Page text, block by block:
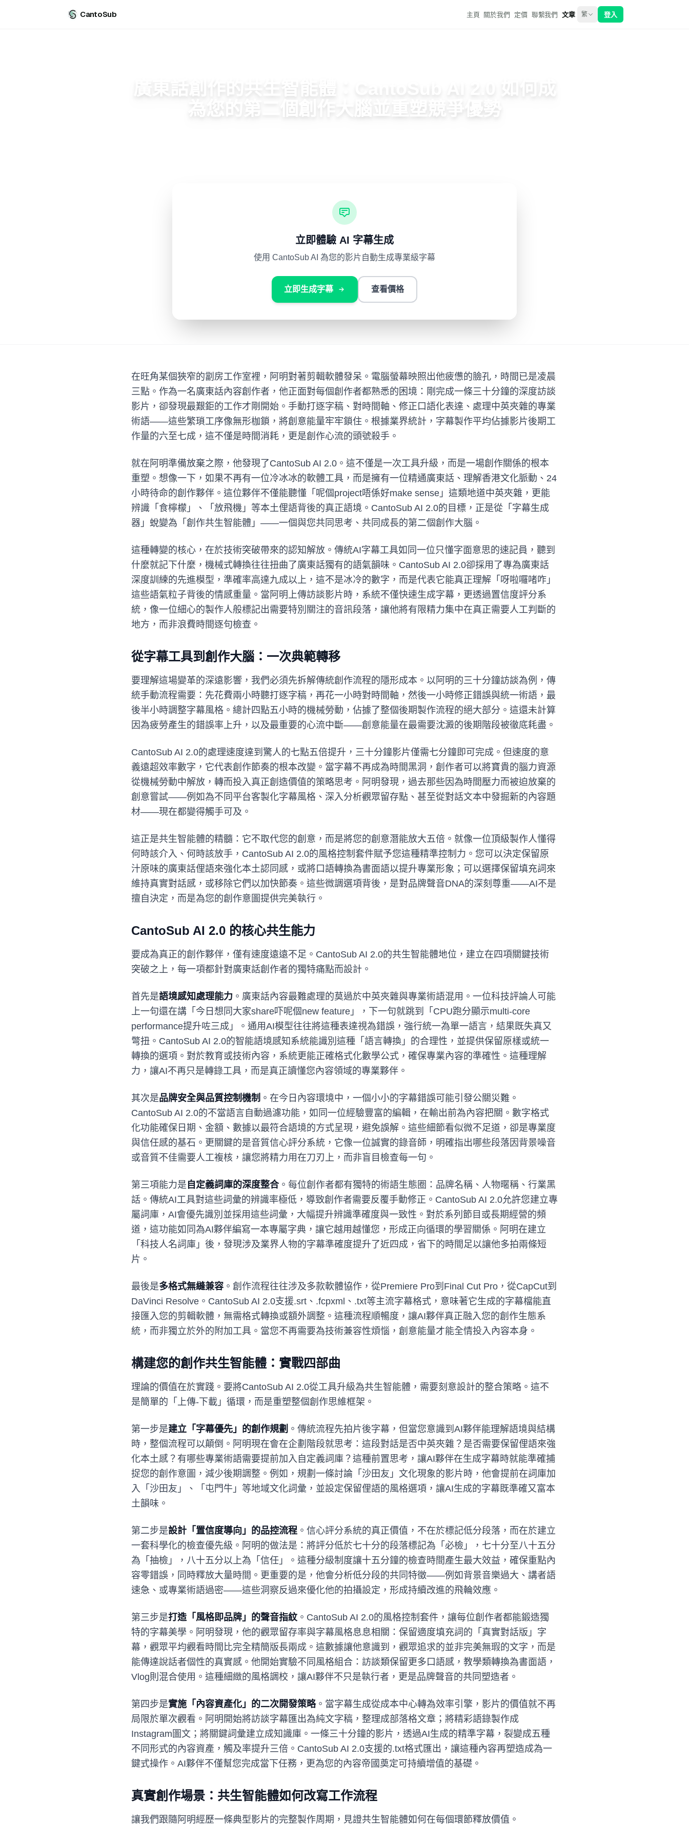
CantoSub 主頁 關於我們 定價 聯繫我們 文章 繁 登入
廣東話創作的共生智能體：CantoSub AI 2.0 如何成
為您的第二個創作大腦並重塑競爭優勢
立即體驗 AI 字幕生成
使用 CantoSub AI 為您的影片自動生成專業級字幕
立即生成字幕 查看價格
在旺角某個狹窄的劏房工作室裡，阿明對著剪輯軟體發呆。電腦螢幕映照出他疲憊的臉孔，時間已是凌晨
三點。作為一名廣東話內容創作者，他正面對每個創作者都熟悉的困境：剛完成一條三十分鐘的深度訪談
影片，卻發現最艱鉅的工作才剛開始。手動打逐字稿、對時間軸、修正口語化表達、處理中英夾雜的專業
術語——這些繁瑣工序像無形枷鎖，將創意能量牢牢鎖住。根據業界統計，字幕製作平均佔據影片後期工
作量的六至七成，這不僅是時間消耗，更是創作心流的頭號殺手。
就在阿明準備放棄之際，他發現了CantoSub AI 2.0。這不僅是一次工具升級，而是一場創作關係的根本
重塑。想像一下，如果不再有一位冷冰冰的軟體工具，而是擁有一位精通廣東話、理解香港文化脈動、24
小時待命的創作夥伴。這位夥伴不僅能聽懂「呢個project唔係好make sense」這類地道中英夾雜，更能
辨識「食檸檬」、「放飛機」等本土俚語背後的真正語境。CantoSub AI 2.0的目標，正是從「字幕生成
器」蛻變為「創作共生智能體」——一個與您共同思考、共同成長的第二個創作大腦。
這種轉變的核心，在於技術突破帶來的認知解放。傳統AI字幕工具如同一位只懂字面意思的速記員，聽到
什麼就記下什麼，機械式轉換往往扭曲了廣東話獨有的語氣韻味。CantoSub AI 2.0卻採用了專為廣東話
深度訓練的先進模型，準確率高達九成以上，這不是冰冷的數字，而是代表它能真正理解「呀啦囉啫咋」
這些語氣粒子背後的情感重量。當阿明上傳訪談影片時，系統不僅快速生成字幕，更透過置信度評分系
統，像一位細心的製作人般標記出需要特別關注的音訊段落，讓他將有限精力集中在真正需要人工判斷的
地方，而非浪費時間逐句檢查。
從字幕工具到創作大腦：一次典範轉移
要理解這場變革的深遠影響，我們必須先拆解傳統創作流程的隱形成本。以阿明的三十分鐘訪談為例，傳
統手動流程需要：先花費兩小時聽打逐字稿，再花一小時對時間軸，然後一小時修正錯誤與統一術語，最
後半小時調整字幕風格。總計四點五小時的機械勞動，佔據了整個後期製作流程的絕大部分。這還未計算
因為疲勞產生的錯誤率上升，以及最重要的心流中斷——創意能量在最需要沈澱的後期階段被徹底耗盡。
CantoSub AI 2.0的處理速度達到驚人的七點五倍提升，三十分鐘影片僅需七分鐘即可完成。但速度的意
義遠超效率數字，它代表創作節奏的根本改變。當字幕不再成為時間黑洞，創作者可以將寶貴的腦力資源
從機械勞動中解放，轉而投入真正創造價值的策略思考。阿明發現，過去那些因為時間壓力而被迫放棄的
創意嘗試——例如為不同平台客製化字幕風格、深入分析觀眾留存點、甚至從對話文本中發掘新的內容題
材——現在都變得觸手可及。
這正是共生智能體的精髓：它不取代您的創意，而是將您的創意潛能放大五倍。就像一位頂級製作人懂得
何時該介入、何時該放手，CantoSub AI 2.0的風格控制套件賦予您這種精準控制力。您可以決定保留原
汁原味的廣東話俚語來強化本土認同感，或將口語轉換為書面語以提升專業形象；可以選擇保留填充詞來
維持真實對話感，或移除它們以加快節奏。這些微調選項背後，是對品牌聲音DNA的深刻尊重——AI不是
擅自決定，而是為您的創作意圖提供完美執行。
CantoSub AI 2.0 的核心共生能力
要成為真正的創作夥伴，僅有速度遠遠不足。CantoSub AI 2.0的共生智能體地位，建立在四項關鍵技術
突破之上，每一項都針對廣東話創作者的獨特痛點而設計。
首先是語境感知處理能力 。廣東話內容最難處理的莫過於中英夾雜與專業術語混用。一位科技評論人可能
上一句還在講「今日想同大家share吓呢個new feature」，下一句就跳到「CPU跑分顯示multi-core
performance提升咗三成」。通用AI模型往往將這種表達視為錯誤，強行統一為單一語言，結果既失真又
彆扭。CantoSub AI 2.0的智能語境感知系統能識別這種「語言轉換」的合理性，並提供保留原樣或統一
轉換的選項。對於教育或技術內容，系統更能正確格式化數學公式，確保專業內容的準確性。這種理解
力，讓AI不再只是轉錄工具，而是真正讀懂您內容領域的專業夥伴。
其次是品牌安全與品質控制機制 。在今日內容環境中，一個小小的字幕錯誤可能引發公關災難。
CantoSub AI 2.0的不當語言自動過濾功能，如同一位經驗豐富的編輯，在輸出前為內容把關。數字格式
化功能確保日期、金額、數據以最符合語境的方式呈現，避免誤解。這些細節看似微不足道，卻是專業度
與信任感的基石。更關鍵的是音質信心評分系統，它像一位誠實的錄音師，明確指出哪些段落因背景噪音
或音質不佳需要人工複核，讓您將精力用在刀刃上，而非盲目檢查每一句。
第三項能力是 自定義詞庫的深度整合。每位創作者都有獨特的術語生態圈：品牌名稱、人物暱稱、行業黑
話。傳統AI工具對這些詞彙的辨識率極低，導致創作者需要反覆手動修正。CantoSub AI 2.0允許您建立專
屬詞庫，AI會優先識別並採用這些詞彙，大幅提升辨識準確度與一致性。對於系列節目或長期經營的頻
道，這功能如同為AI夥伴編寫一本專屬字典，讓它越用越懂您，形成正向循環的學習關係。阿明在建立
「科技人名詞庫」後，發現涉及業界人物的字幕準確度提升了近四成，省下的時間足以讓他多拍兩條短
片。
最後是多格式無縫兼容 。創作流程往往涉及多款軟體協作，從Premiere Pro到Final Cut Pro，從CapCut到
DaVinci Resolve。CantoSub AI 2.0支援.srt、.fcpxml、.txt等主流字幕格式，意味著它生成的字幕檔能直
接匯入您的剪輯軟體，無需格式轉換或額外調整。這種流程順暢度，讓AI夥伴真正融入您的創作生態系
統，而非獨立於外的附加工具。當您不再需要為技術兼容性煩惱，創意能量才能全情投入內容本身。
構建您的創作共生智能體：實戰四部曲
理論的價值在於實踐。要將CantoSub AI 2.0從工具升級為共生智能體，需要刻意設計的整合策略。這不
是簡單的「上傳-下載」循環，而是重塑整個創作思維框架。
第一步是建立「字幕優先」的創作規劃 。傳統流程先拍片後字幕，但當您意識到AI夥伴能理解語境與結構
時，整個流程可以顛倒。阿明現在會在企劃階段就思考：這段對話是否中英夾雜？是否需要保留俚語來強
化本土感？有哪些專業術語需要提前加入自定義詞庫？這種前置思考，讓AI夥伴在生成字幕時就能準確捕
捉您的創作意圖，減少後期調整。例如，規劃一條討論「沙田友」文化現象的影片時，他會提前在詞庫加
入「沙田友」、「屯門牛」等地域文化詞彙，並設定保留俚語的風格選項，讓AI生成的字幕既準確又富本
土韻味。
第二步是設計「置信度導向」的品控流程 。信心評分系統的真正價值，不在於標記低分段落，而在於建立
一套科學化的檢查優先級。阿明的做法是：將評分低於七十分的段落標記為「必檢」，七十分至八十五分
為「抽檢」，八十五分以上為「信任」。這種分級制度讓十五分鐘的檢查時間產生最大效益，確保重點內
容零錯誤，同時釋放大量時間。更重要的是，他會分析低分段的共同特徵——例如背景音樂過大、講者語
速急、或專業術語過密——這些洞察反過來優化他的拍攝設定，形成持續改進的飛輪效應。
第三步是打造「風格即品牌」的聲音指紋 。CantoSub AI 2.0的風格控制套件，讓每位創作者都能鍛造獨
特的字幕美學。阿明發現，他的觀眾留存率與字幕風格息息相關：保留適度填充詞的「真實對話版」字
幕，觀眾平均觀看時間比完全精簡版長兩成。這數據讓他意識到，觀眾追求的並非完美無瑕的文字，而是
能傳達說話者個性的真實感。他開始實驗不同風格組合：訪談類保留更多口語感，教學類轉換為書面語，
Vlog則混合使用。這種細緻的風格調校，讓AI夥伴不只是執行者，更是品牌聲音的共同塑造者。
第四步是實施「內容資產化」的二次開發策略。當字幕生成從成本中心轉為效率引擎，影片的價值就不再
局限於單次觀看。阿明開始將訪談字幕匯出為純文字稿，整理成部落格文章；將精彩語錄製作成
Instagram圖文；將關鍵詞彙建立成知識庫。一條三十分鐘的影片，透過AI生成的精準字幕，裂變成五種
不同形式的內容資產，觸及率提升三倍。CantoSub AI 2.0支援的.txt格式匯出，讓這種內容再塑造成為一
鍵式操作。AI夥伴不僅幫您完成當下任務，更為您的內容帝國奠定可持續增值的基礎。
真實創作場景：共生智能體如何改寫工作流程
讓我們跟隨阿明經歷一條典型影片的完整製作周期，見證共生智能體如何在每個環節釋放價值。